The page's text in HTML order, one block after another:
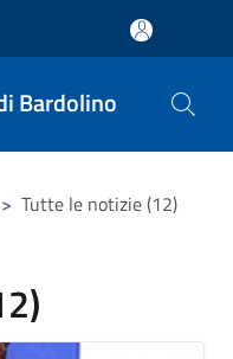
Bardolino
> Tutte le notizie (12)